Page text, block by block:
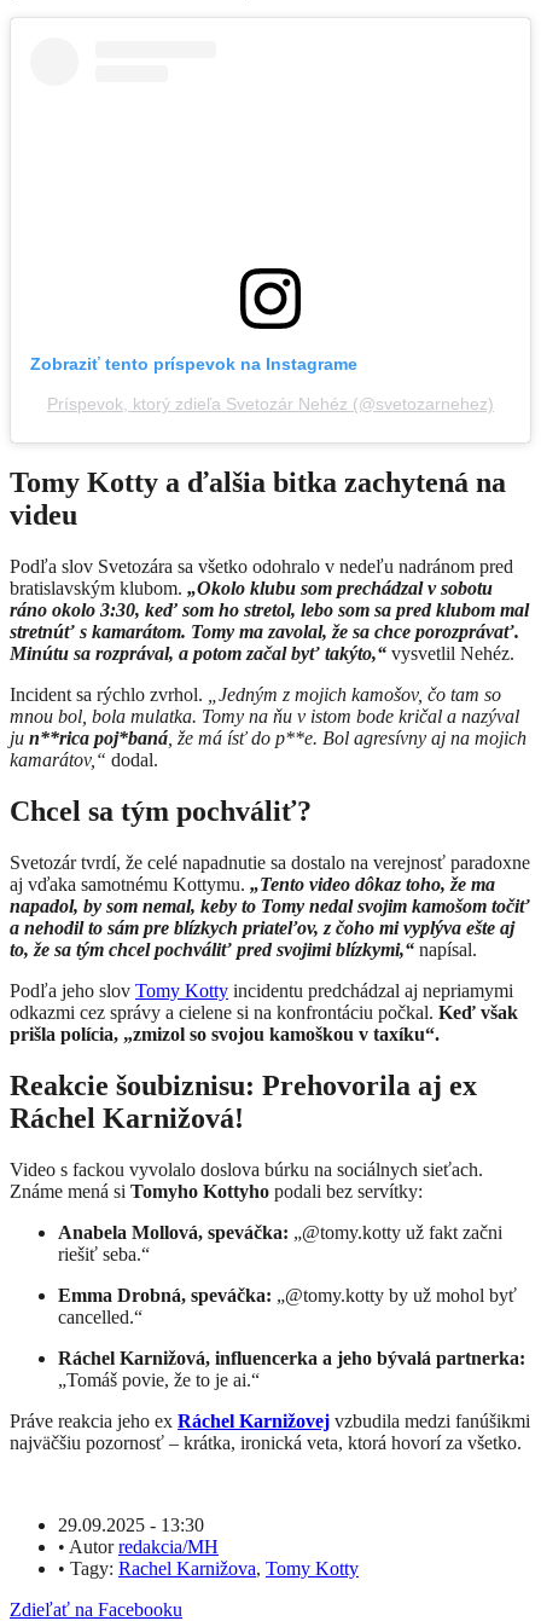
Zobraziť tento príspevok na Instagrame
Príspevok, ktorý zdieľa Svetozár Nehéz (@svetozarnehez)
Tomy Kotty a ďalšia bitka zachytená na
videu
Podľa slov Svetozára sa všetko odohralo v nedeľu nadránom pred
bratislavským klubom. „Okolo klubu som prechádzal v sobotu
ráno okolo 3:30, keď som ho stretol, lebo som sa pred klubom mal
stretnúť s kamarátom. Tomy ma zavolal, že sa chce porozprávať.
Minútu sa rozprával, a potom začal byť takýto,“ vysvetlil Nehéz.
Incident sa rýchlo zvrhol.
„Jedným z mojich kamošov, čo tam so
mnou bol, bola mulatka. Tomy na ňu v istom bode kričal a nazýval
ju n**rica poj*baná , že má ísť do p**e. Bol agresívny aj na mojich
kamarátov,“ dodal.
Chcel sa tým pochváliť?
Svetozár tvrdí, že celé napadnutie sa dostalo na verejnosť paradoxne
aj vďaka samotnému Kottymu. „Tento video dôkaz toho, že ma
napadol, by som nemal, keby to Tomy nedal svojim kamošom točiť
a nehodil to sám pre blízkych priateľov, z čoho mi vyplýva ešte aj
to, že sa tým chcel pochváliť pred svojimi blízkymi,“ napísal.
Podľa jeho slov Tomy Kotty incidentu predchádzal aj nepriamymi
odkazmi cez správy a cielene si na konfrontáciu počkal. Keď však
prišla polícia, „zmizol so svojou kamoškou v taxíku“.
Reakcie šoubiznisu: Prehovorila aj ex
Ráchel Karnižová!
Video s fackou vyvolalo doslova búrku na sociálnych sieťach.
Známe mená si Tomyho Kottyho podali bez servítky:
Anabela Mollová, speváčka: „@tomy.kotty už fakt začni
riešiť seba.“
Emma Drobná, speváčka: „@tomy.kotty by už mohol byť
cancelled.“
Ráchel Karnižová, influencerka a jeho bývalá partnerka:
„Tomáš povie, že to je ai.“
Práve reakcia jeho ex Ráchel Karnižovej vzbudila medzi fanúšikmi
najväčšiu pozornosť – krátka, ironická veta, ktorá hovorí za všetko.
29.09.2025 - 13:30
• Autorredakcia/MH
• Tagy: Rachel Karnižova, Tomy Kotty
Zdieľať na Facebooku